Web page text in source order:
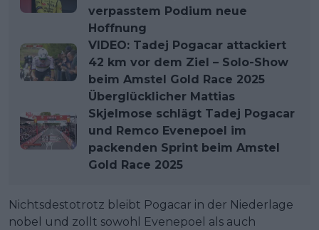
verpasstem Podium neue
Hoffnung
VIDEO: Tadej Pogacar attackiert
42 km vor dem Ziel – Solo-Show
beim Amstel Gold Race 2025
Überglücklicher Mattias
Skjelmose schlägt Tadej Pogacar
und Remco Evenepoel im
packenden Sprint beim Amstel
Gold Race 2025
Nichtsdestotrotz bleibt Pogacar in der Niederlage
nobel und zollt sowohl Evenepoel als auch